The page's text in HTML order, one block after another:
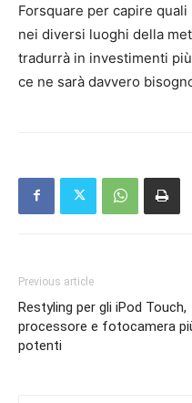
Forsquare per capire
nei diversi luoghi della
tradurrà in investimenti
ce ne sarà davvero
Previous article
Restyling per gli iPod Touch,
processore e fotocamera
potenti